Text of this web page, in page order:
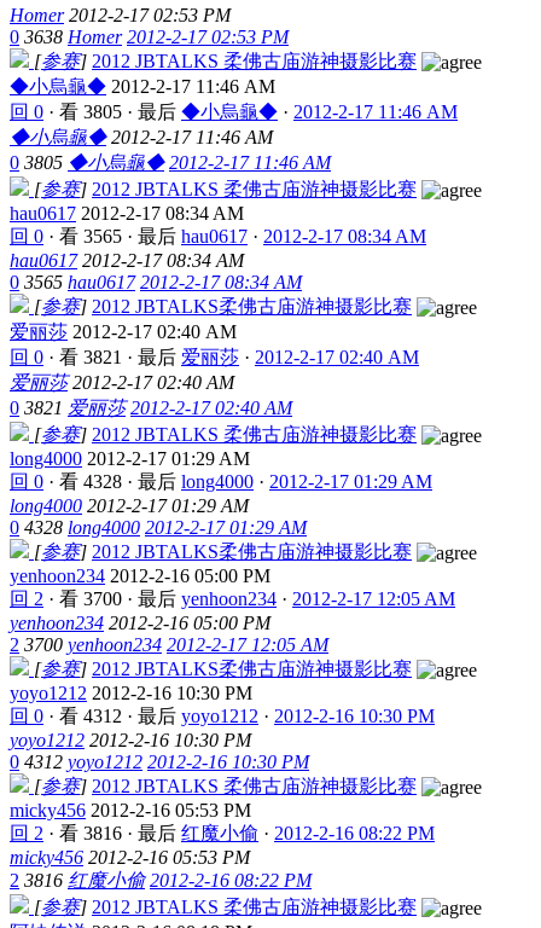
Homer 2012-2-17 02:53 PM
0 3638 Homer 2012-2-17 02:53 PM
[参赛] 2012 JBTALKS 柔佛古庙游神摄影比赛
◆小烏龜◆ 2012-2-17 11:46 AM
回 0 · 看 3805 · 最后 ◆小烏龜◆ · 2012-2-17 11:46 AM
◆小烏龜◆ 2012-2-17 11:46 AM
0 3805 ◆小烏龜◆ 2012-2-17 11:46 AM
[参赛] 2012 JBTALKS 柔佛古庙游神摄影比赛
hau0617 2012-2-17 08:34 AM
回 0 · 看 3565 · 最后 hau0617 · 2012-2-17 08:34 AM
hau0617 2012-2-17 08:34 AM
0 3565 hau0617 2012-2-17 08:34 AM
[参赛] 2012 JBTALKS柔佛古庙游神摄影比赛
爱丽莎 2012-2-17 02:40 AM
回 0 · 看 3821 · 最后 爱丽莎 · 2012-2-17 02:40 AM
爱丽莎 2012-2-17 02:40 AM
0 3821 爱丽莎 2012-2-17 02:40 AM
[参赛] 2012 JBTALKS 柔佛古庙游神摄影比赛
long4000 2012-2-17 01:29 AM
回 0 · 看 4328 · 最后 long4000 · 2012-2-17 01:29 AM
long4000 2012-2-17 01:29 AM
0 4328 long4000 2012-2-17 01:29 AM
[参赛] 2012 JBTALKS柔佛古庙游神摄影比赛
yenhoon234 2012-2-16 05:00 PM
回 2 · 看 3700 · 最后 yenhoon234 · 2012-2-17 12:05 AM
yenhoon234 2012-2-16 05:00 PM
2 3700 yenhoon234 2012-2-17 12:05 AM
[参赛] 2012 JBTALKS柔佛古庙游神摄影比赛
yoyo1212 2012-2-16 10:30 PM
回 0 · 看 4312 · 最后 yoyo1212 · 2012-2-16 10:30 PM
yoyo1212 2012-2-16 10:30 PM
0 4312 yoyo1212 2012-2-16 10:30 PM
[参赛] 2012 JBTALKS 柔佛古庙游神摄影比赛
micky456 2012-2-16 05:53 PM
回 2 · 看 3816 · 最后 红魔小偷 · 2012-2-16 08:22 PM
micky456 2012-2-16 05:53 PM
2 3816 红魔小偷 2012-2-16 08:22 PM
[参赛] 2012 JBTALKS 柔佛古庙游神摄影比赛